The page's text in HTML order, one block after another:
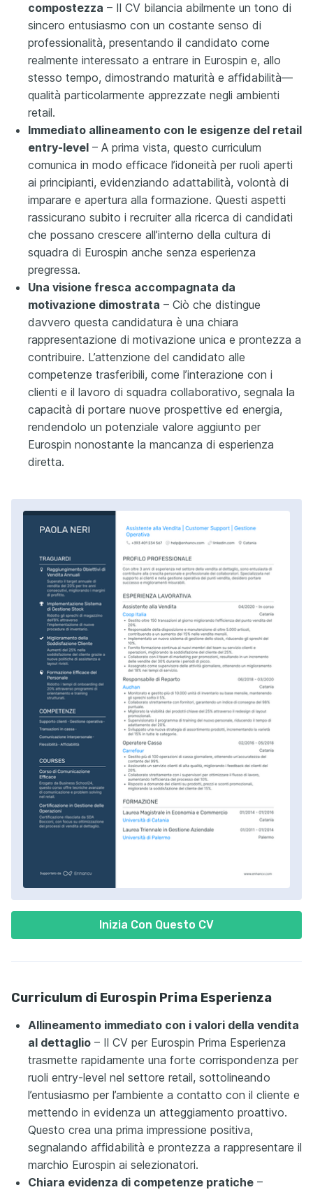
Inizia Con Questo CV
compostezza – Il CV bilancia abilmente un tono di
sincero entusiasmo con un costante senso di
professionalità, presentando il candidato come
realmente interessato a entrare in Eurospin e, allo
stesso tempo, dimostrando maturità e affidabilità—
qualità particolarmente apprezzate negli ambienti
retail.
Immediato allineamento con le esigenze del retail
entry-level – A prima vista, questo curriculum
comunica in modo efficace l’idoneità per ruoli aperti
ai principianti, evidenziando adattabilità, volontà di
imparare e apertura alla formazione. Questi aspetti
rassicurano subito i recruiter alla ricerca di candidati
che possano crescere all’interno della cultura di
squadra di Eurospin anche senza esperienza
pregressa.
Una visione fresca accompagnata da
motivazione dimostrata – Ciò che distingue
davvero questa candidatura è una chiara
rappresentazione di motivazione unica e prontezza a
contribuire. L’attenzione del candidato alle
competenze trasferibili, come l’interazione con i
clienti e il lavoro di squadra collaborativo, segnala la
capacità di portare nuove prospettive ed energia,
rendendolo un potenziale valore aggiunto per
Eurospin nonostante la mancanza di esperienza
diretta.
Curriculum di Eurospin Prima Esperienza
Allineamento immediato con i valori della vendita
al dettaglio – Il CV per Eurospin Prima Esperienza
trasmette rapidamente una forte corrispondenza per
ruoli entry-level nel settore retail, sottolineando
l’entusiasmo per l’ambiente a contatto con il cliente e
mettendo in evidenza un atteggiamento proattivo.
Questo crea una prima impressione positiva,
segnalando affidabilità e prontezza a rappresentare il
marchio Eurospin ai selezionatori.
Chiara evidenza di competenze pratiche –